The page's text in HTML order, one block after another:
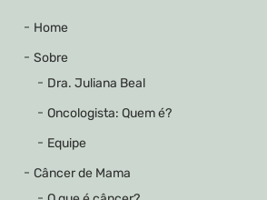
Home
Sobre
Dra. Juliana Beal
Oncologista: Quem é?
Equipe
Câncer de Mama